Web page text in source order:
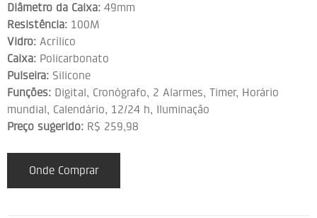
Diâmetro da Caixa: 49mm
Resistência: 100M
Vidro: Acrílico
Caixa: Policarbonato
Pulseira: Silicone
Funções: Digital, Cronógrafo, 2 Alarmes, Timer, Horário
mundial, Calendário, 12/24 h, Iluminação
Preço sugerido: R$ 259,98
Onde Comprar